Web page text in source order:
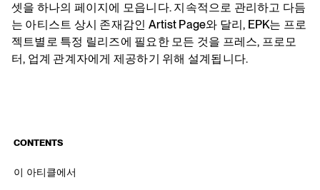
셋을 하나의 페이지에 모읍니다. 지속적으로 관리하고 다듬
는 아티스트 상시 존재감인 Artist Page와 달리, EPK는 프로
젝트별로 특정 릴리즈에 필요한 모든 것을 프레스, 프로모
터, 업계 관계자에게 제공하기 위해 설계됩니다.
CONTENTS
이 아티클에서